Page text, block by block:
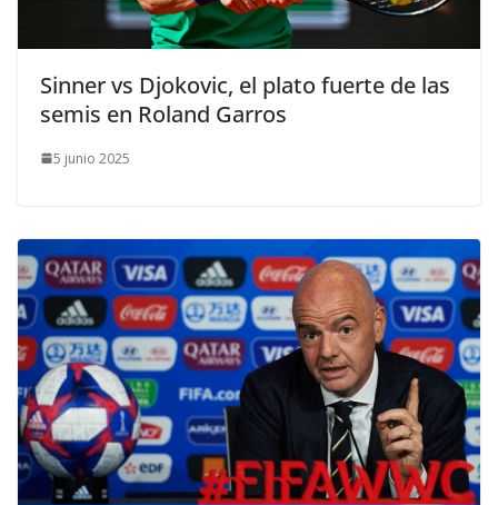
Sinner vs Djokovic, el plato fuerte de las
semis en Roland Garros
5 junio 2025